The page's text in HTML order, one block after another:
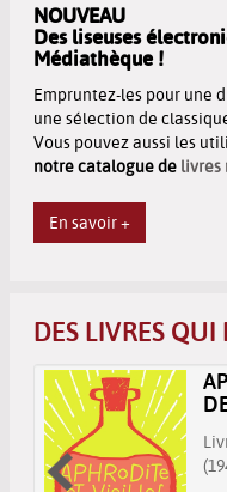
NOUVEAU
Des liseuses
Médiathèque !
Empruntez-les pour une
une sélection de
Vous pouvez aussi les
notre catalogue de livres
En savoir +
DES LIVRES